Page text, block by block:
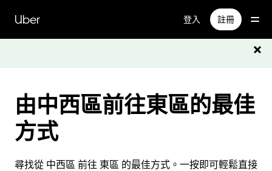
Uber 登入 註冊
由中西區前往東區的最佳
方式
尋找從 中西區 前往 東區 的最佳方式。一按即可輕鬆直接